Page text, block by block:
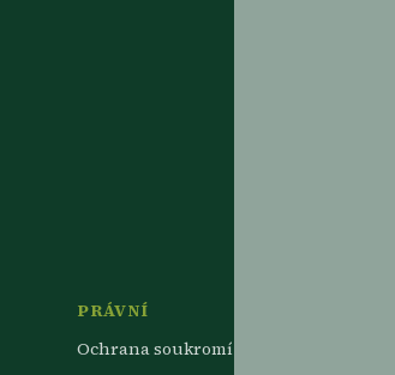
PRÁVNÍ
Ochrana soukromí